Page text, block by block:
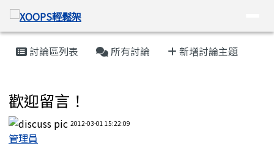
跳至主內容區
XOOPS輕鬆架
導覽列
主內容區域
討論區列表 所有討論 新增討論主題
歡迎留言！
2012-03-01 15:22:09
管理員
頁尾區域